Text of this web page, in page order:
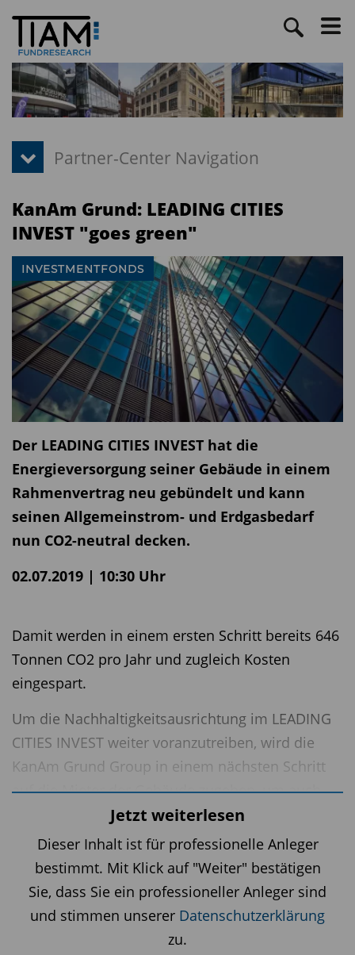
KanAm Grund: LEADING CITIES
INVEST "goes green"
INVESTMENTFONDS
Der LEADING CITIES INVEST hat die
Energieversorgung seiner Gebäude in einem
Rahmenvertrag neu gebündelt und kann
seinen Allgemeinstrom- und Erdgasbedarf
nun CO2-neutral decken.
02.07.2019 | 10:30 Uhr
Damit werden in einem ersten Schritt bereits 646
Tonnen CO2 pro Jahr und zugleich Kosten
eingespart.
Um die Nachhaltigkeitsausrichtung im LEADING
CITIES INVEST weiter voranzutreiben, wird die
KanAm Grund Group in einem nächsten Schritt
auf die Mieter der Gebäude zugehen, um auch
bei ihnen eine Umstellung der bestehenden
Energieversorgung unter
Nachhaltigkeitsgesichtspunkten zu erreichen.
Dabei erhalten die Mieter die Möglichkeit von
den günstigen Konditionen des durch die KanAm
Grund Group verhandelten großvolumigen
Jetzt weiterlesen
Dieser Inhalt ist für professionelle Anleger
bestimmt. Mit Klick auf "Weiter" bestätigen
Sie, dass Sie ein professioneller Anleger sind
und stimmen unserer Datenschutzerklärung
zu.